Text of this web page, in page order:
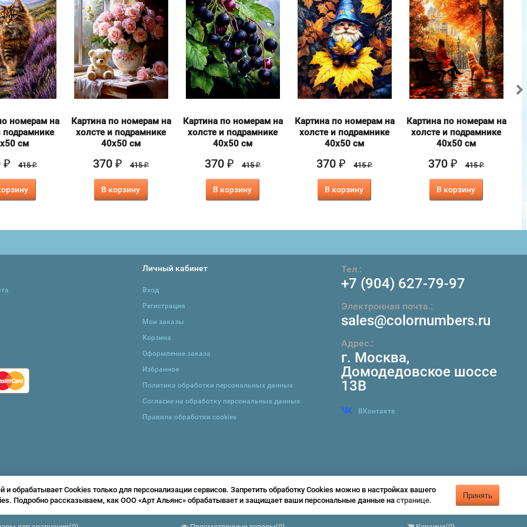
номерам на
подрамнике
см
₽ 415₽
Картина по номерам на
холсте и подрамнике
40х50 см
370₽ 415₽
В корзину
Картина по номерам на
холсте и подрамнике
40х50 см
370₽ 415₽
В корзину
Картина по номерам на
холсте и подрамнике
40х50 см
370₽ 415₽
В корзину
Картина по номерам на
холсте и подрамнике
40х50 см
370₽ 415₽
В корзину
Личный кабинет
Вход
Регистрация
Мои заказы
Корзина
Оформление заказа
Избранное
Политика обработки персональных данных
Согласие на обработку персональных данных
Правила обработки cookies
Тел.:
+7 (904) 627-79-97
Электронная почта.:
sales@colornumbers.ru
Адрес.:
г. Москва,
Домодедовское шоссе
13В
ВКонтакте
Предложение не является публичной офертой
Cookies только для персонализации сервисов. Запретить обработку Cookies можно в настройках вашего
Подробно рассказываем, как ООО «Арт Альянс» обрабатывает и защищает ваши персональные данные настранице. Принять